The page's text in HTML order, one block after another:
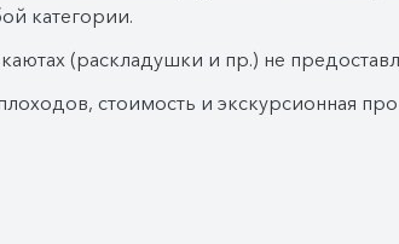
категории.
(раскладушки и пр.) не
стоимость и экскурсионная